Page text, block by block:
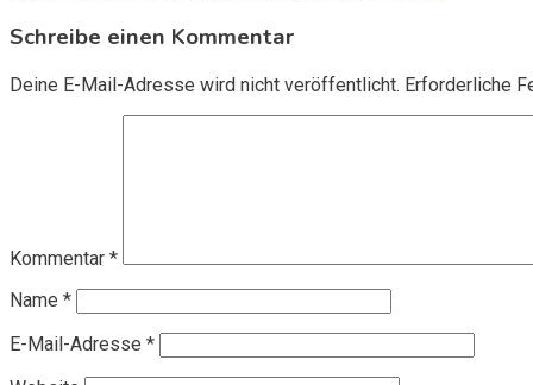
Schreibe einen Kommentar
Deine E-Mail-Adresse wird nicht veröffentlicht. Erforderliche
Kommentar *
Name *
E-Mail-Adresse *